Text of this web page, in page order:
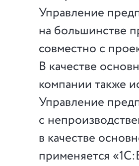
Управление
на большинстве
совместно с
В качестве
компании также
Управление
с
в качестве
применяется